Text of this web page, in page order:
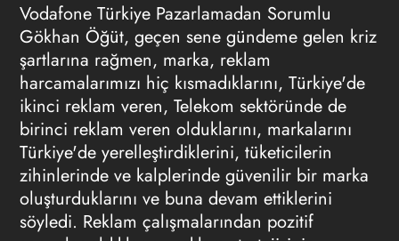
Vodafone Türkiye Pazarlamadan Sorumlu
Gökhan Öğüt, geçen sene gündeme gelen kriz
şartlarına rağmen, marka, reklam
harcamalarımızı hiç kısmadıklarını, Türkiye'de
ikinci reklam veren, Telekom sektöründe de
birinci reklam veren olduklarını, markalarını
Türkiye'de yerelleştirdiklerini, tüketicilerin
zihinlerinde ve kalplerinde güvenilir bir marka
oluşturduklarını ve buna devam ettiklerini
söyledi. Reklam çalışmalarından pozitif